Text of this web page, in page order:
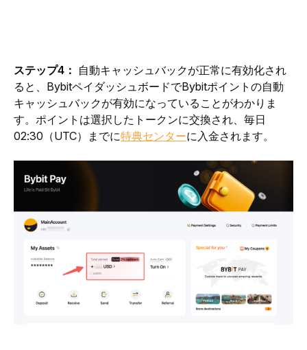
ステップ4： 自動キャッシュバックが正常に有効化され
ると、BybitペイダッシュボードでBybitポイントの自動
キャッシュバックが有効になっていることがわかりま
す。 ポイントは選択したトークンに交換され、毎日
02:30（UTC）までに特典センターに入金されます。